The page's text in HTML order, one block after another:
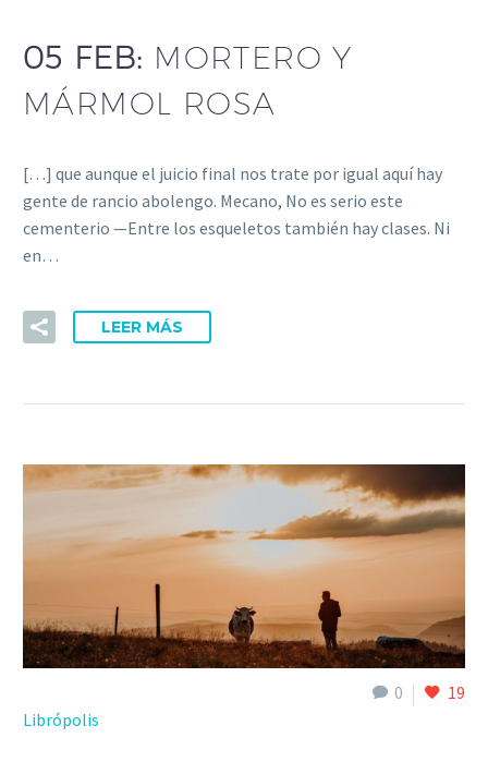
05 FEB: MORTERO Y
MÁRMOL ROSA
[…] que aunque el juicio final nos trate por igual aquí hay
gente de rancio abolengo. Mecano, No es serio este
cementerio —Entre los esqueletos también hay clases. Ni
en…
LEER MÁS
0
19
Librópolis